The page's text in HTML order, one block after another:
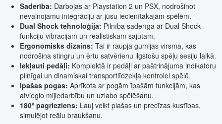
Saderība: Darbojas ar Playstation 2 un PSX, nodrošinot
nevainojamu integrāciju ar jūsu iecienītākajām spēlēm.
Dual Shock tehnoloģija: Pilnībā saderīga ar Dual Shock
funkciju vibrācijām un reālistiskām sajūtām.
Ergonomisks dizains: Tai ir raupja gumijas virsma, kas
nodrošina stingru un ērtu satvērienu ilgstošu spēļu sesiju laikā.
Iekļauti pedāļi: Komplektā ir pedāļi ar paātrinājuma indikatoru
pilnīgai un dinamiskai transportlīdzekļa kontrolei spēlē.
Īpašas pogas: Aprīkota ar pogām īpašām funkcijām, kas
atvieglo mijiedarbību un uzlabo spēlēšanu.
180º pagrieziens: Ļauj veikt plašas un precīzas kustības,
simulējot reālu braukšanu.